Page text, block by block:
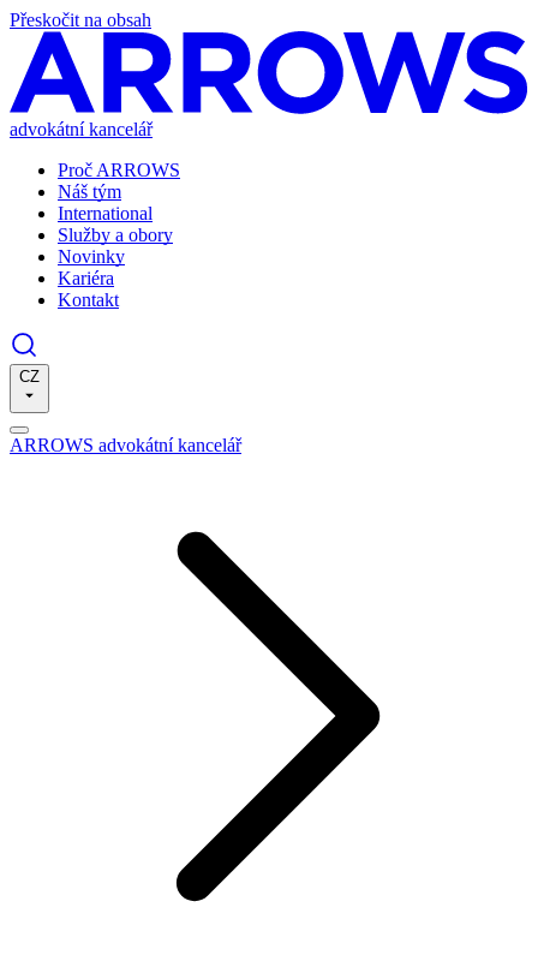
Přeskočit na obsah
advokátní kancelář
Proč ARROWS
Náš tým
International
Služby a obory
Novinky
Kariéra
Kontakt
CZ
ARROWS advokátní kancelář